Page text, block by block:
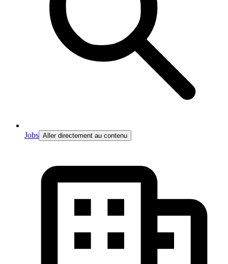
Jobs Aller directement au contenu